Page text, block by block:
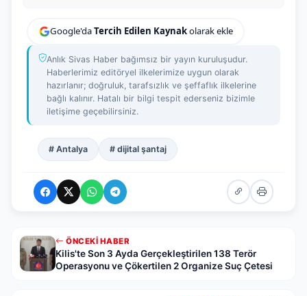
Google'daTercih Edilen Kaynakolarak ekle
Anlık Sivas Haber bağımsız bir yayın kuruluşudur.
Haberlerimiz editöryel ilkelerimize uygun olarak
hazırlanır; doğruluk, tarafsızlık ve şeffaflık ilkelerine
bağlı kalınır. Hatalı bir bilgi tespit ederseniz bizimle
iletişime geçebilirsiniz.
# Antalya # dijital şantaj
ÖNCEKI HABER
Kilis'te Son 3 Ayda Gerçekleştirilen 138 Terör
Operasyonu ve Çökertilen 2 Organize Suç Çetesi